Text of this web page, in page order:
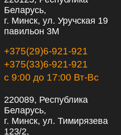
Беларусь,
г. Минск, ул. Уручская 19
павильон 3М
+375(29)6-921-921
+375(33)6-921-921
с 9:00 до 17:00 Вт-Вс
220089, Республика
Беларусь,
г. Минск, ул. Тимирязева
123/2,